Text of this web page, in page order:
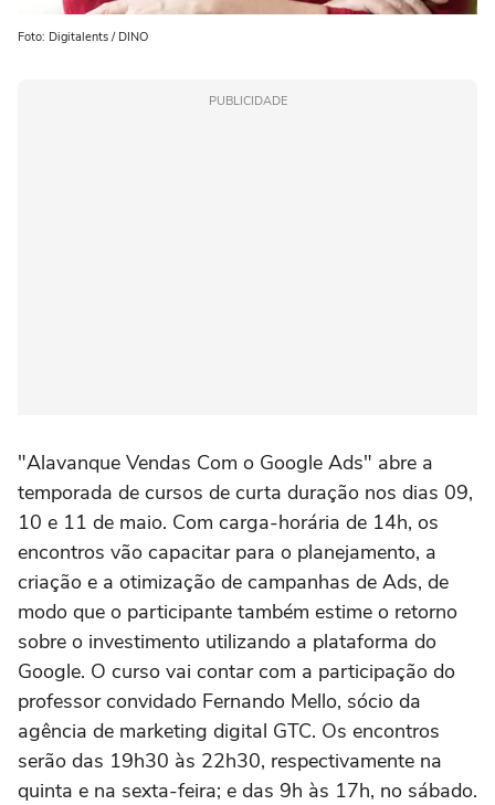
Foto: Digitalents / DINO
PUBLICIDADE
"Alavanque Vendas Com o Google Ads" abre a
temporada de cursos de curta duração nos dias 09,
10 e 11 de maio. Com carga-horária de 14h, os
encontros vão capacitar para o planejamento, a
criação e a otimização de campanhas de Ads, de
modo que o participante também estime o retorno
sobre o investimento utilizando a plataforma do
Google. O curso vai contar com a participação do
professor convidado Fernando Mello, sócio da
agência de marketing digital GTC. Os encontros
serão das 19h30 às 22h30, respectivamente na
quinta e na sexta-feira; e das 9h às 17h, no sábado.